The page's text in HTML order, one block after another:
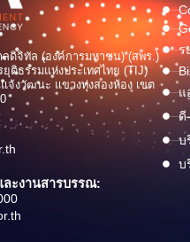
ดิจิทัล (องค์การมหาชน) (สพร.)
ติธรรมแห่งประเทศไทย (TIJ)
จ้งวัฒนะ แขวงทุ่งสองห้อง เขต
ละงานสารบรรณ:
ร
แ
ดี
บ
บ